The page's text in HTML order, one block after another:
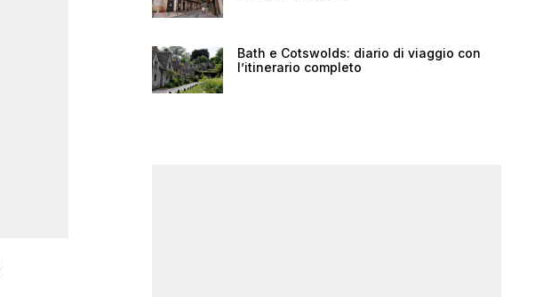
Bath e Cotswolds: diario di viaggio con
l’itinerario completo